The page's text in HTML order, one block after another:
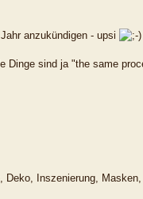
anzukündigen - upsi
Dinge sind ja "the same
Inszenierung,